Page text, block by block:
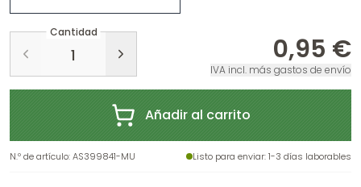
Cantidad
0,95 €
IVA incl. más gastos de envío
Añadir al carrito
N.º de artículo:AS399841-MU Listo para enviar: 1-3 días laborables